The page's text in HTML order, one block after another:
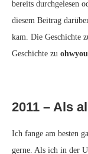
bereits durchgelesen
diesem Beitrag
kam. Die Geschichte
Geschichte zu
2011 – Als
Ich fange am besten
gerne. Als ich in der